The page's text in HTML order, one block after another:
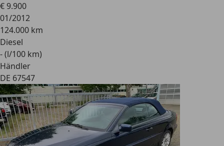
€ 9.900
01/2012
124.000 km
Diesel
- (l/100 km)
Händler
DE 67547